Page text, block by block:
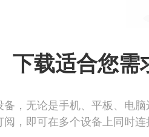
下载适合您需
，无论是手机、平板、电
，即可在多个设备上同时连